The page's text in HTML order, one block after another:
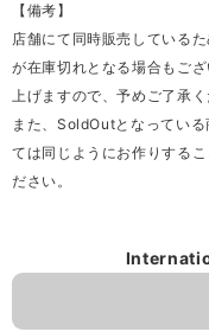
【備考】
店舗にて同時販売している
が在庫切れとなる場合もご
上げますので、予めご了承く
また、SoldOutとなってい
ては同じようにお作りする
ださい。